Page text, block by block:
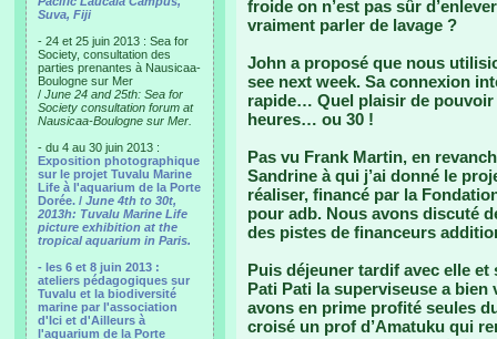
Suva, Fiji
- 24 et 25 juin 2013 : Sea for
Society, consultation des
parties prenantes à Nausicaa-
Boulogne sur Mer
/ June 24 and 25th: Sea for
Society consultation forum at
Nausicaa-Boulogne sur Mer.
- du 4 au 30 juin 2013 :
Exposition photographique
sur le projet Tuvalu Marine
Life à l'aquarium de la Porte
Dorée. / June 4th to 30t,
2013h: Tuvalu Marine Life
picture exhibition at the
tropical aquarium in Paris.
- les 6 et 8 juin 2013 :
ateliers pédagogiques sur
Tuvalu et la biodiversité
marine par l'association
d'Ici et d'Ailleurs à
l'aquarium de la Porte
froide on n’est pas sûr
vraiment parler de lavage ?
John a proposé que nous
see next week. Sa connexion
rapide… Quel plaisir de pouvoir
heures… ou 30 !
Pas vu Frank Martin, en
Sandrine à qui j’ai donné le
réaliser, financé par la
pour adb. Nous avons discuté
des pistes de financeurs
Puis déjeuner tardif avec elle et
Pati Pati la superviseuse a
avons en prime profité seules
croisé un prof d’Amatuku qui